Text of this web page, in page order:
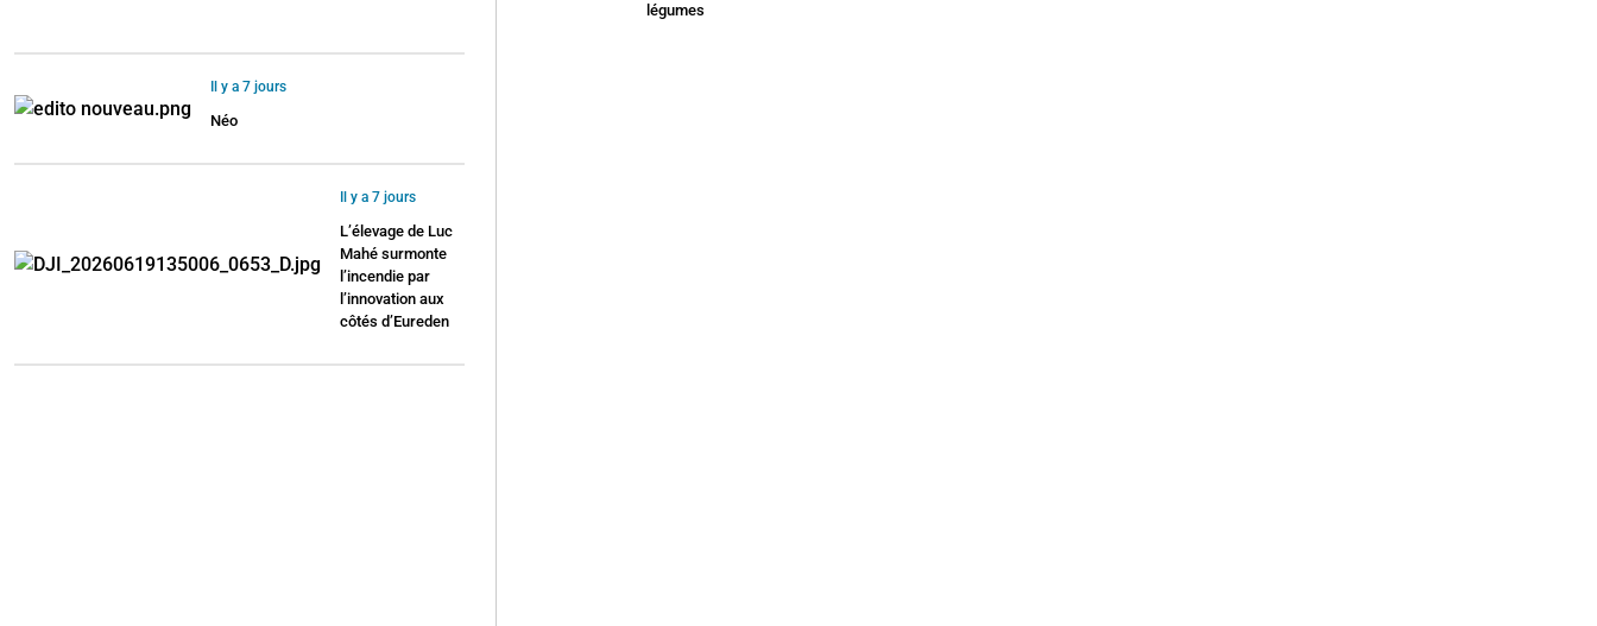
légumes
Il y a 7 jours
Néo
Il y a 7 jours
L’élevage de Luc
Mahé surmonte
l’incendie par
l’innovation aux
côtés d’Eureden